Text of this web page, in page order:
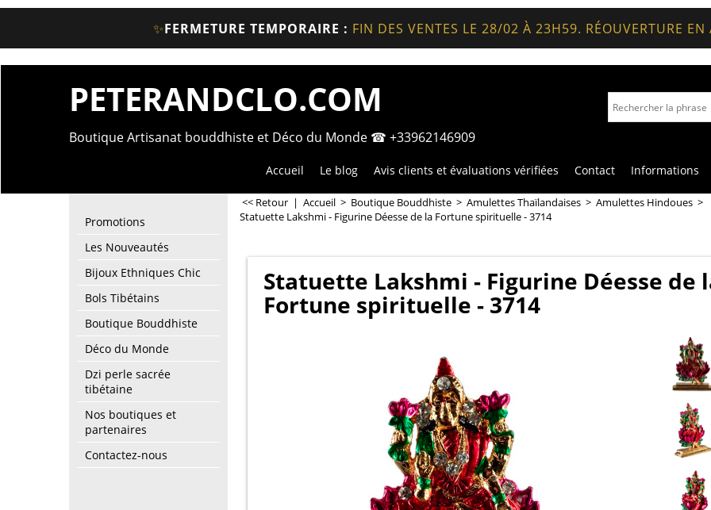
✨FERMETURE TEMPORAIRE : FIN DES VENTES LE 28/02 À 23H59. RÉOUVERTURE
PETERANDCLO.COM
Boutique Artisanat bouddhiste et Déco du Monde ☎ +33962146909
Accueil Le blog Avis clients et évaluations vérifiées Contact Informations
Promotions
Les Nouveautés
Bijoux Ethniques Chic
Bols Tibétains
Boutique Bouddhiste
Déco du Monde
Dzi perle sacrée
tibétaine
Nos boutiques et
partenaires
Contactez-nous
<< Retour | Accueil > Boutique Bouddhiste > Amulettes Thaïlandaises > Amulettes Hindoues >
Statuette Lakshmi - Figurine Déesse de la Fortune spirituelle - 3714
Statuette Lakshmi - Figurine Déesse de
Fortune spirituelle - 3714